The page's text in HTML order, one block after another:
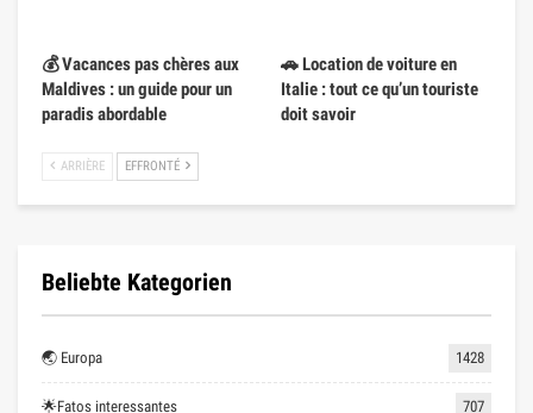
💰 Vacances pas chères aux
Maldives : un guide pour un
paradis abordable
🚗 Location de voiture en
Italie : tout ce qu’un touriste
doit savoir
ARRIÈRE EFFRONTÉ
Beliebte Kategorien
🌏 Europa 1428
🌟Fatos interessantes 707